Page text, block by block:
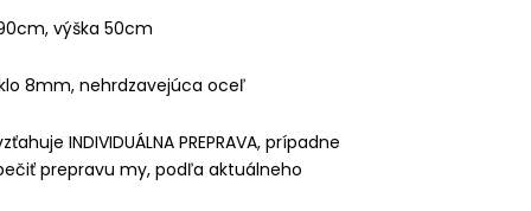
výška 50cm
8mm, nehrdzavejúca oceľ
INDIVIDUÁLNA PREPRAVA, prípadne
prepravu my, podľa aktuálneho